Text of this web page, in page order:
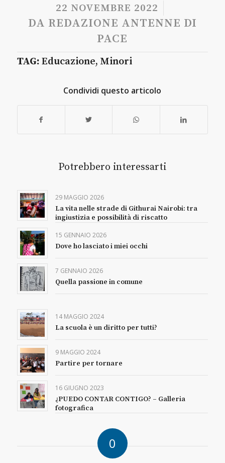
22 NOVEMBRE 2022
/
DA REDAZIONE ANTENNE DI
PACE
TAG: Educazione, Minori
Condividi questo articolo
Potrebbero interessarti
29 MAGGIO 2026
La vita nelle strade di Githurai Nairobi: tra
ingiustizia e possibilità di riscatto
15 GENNAIO 2026
Dove ho lasciato i miei occhi
7 GENNAIO 2026
Quella passione in comune
14 MAGGIO 2024
La scuola è un diritto per tutti?
9 MAGGIO 2024
Partire per tornare
16 GIUGNO 2023
¿PUEDO CONTAR CONTIGO? – Galleria
fotografica
0